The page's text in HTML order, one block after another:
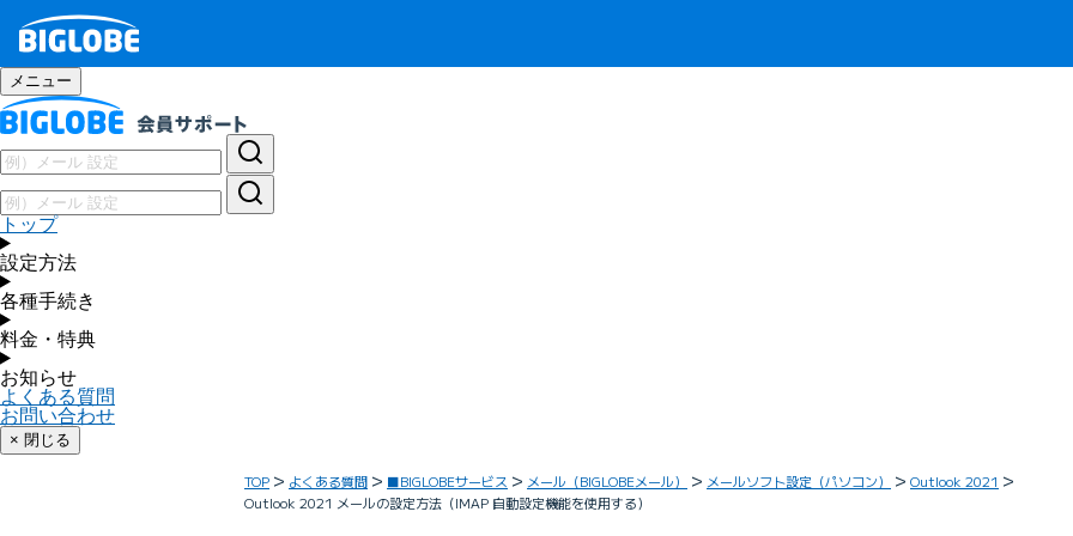
メニュー
トップ
設定方法
各種手続き
料金・特典
お知らせ
よくある質問
お問い合わせ
× 閉じる
TOP よくある質問 ■BIGLOBEサービス メール（BIGLOBEメール） メールソフト設定（パソコン）
Outlook 2021
Outlook 2021 メールの設定方法（IMAP 自動設定機能を使用する）